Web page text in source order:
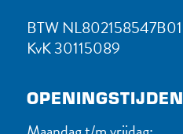
BTW NL802158547B01
KvK 30115089
OPENINGSTIJDEN